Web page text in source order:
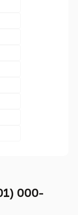
000-